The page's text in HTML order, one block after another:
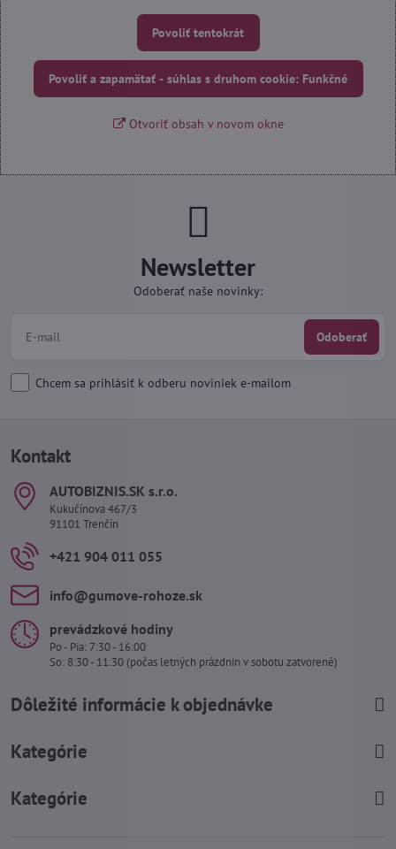
Povoliť tentokrát
Povoliť a zapamätať - súhlas s druhom cookie: Funkčné
Otvoriť obsah v novom okne
Newsletter
Odoberať naše novinky:
Odoberať
Chcem sa prihlásiť k odberu noviniek e-mailom
Kontakt
AUTOBIZNIS​.SK s​.r​.o​.
Kukučínova 467/3
91101 Trenčín
+421 904 011 055
info​@gumove-rohoze​.sk
prevádzkové hodiny
Po - Pia: 7:30 - 16:00
So: 8:30 - 11:30 (počas letných prázdnin v sobotu zatvorené)
Dôležité informácie k objednávke
Kategórie
Kategórie